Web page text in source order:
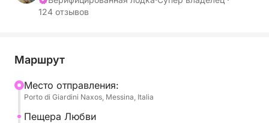
полной мере насладиться захватывающим
человек и длится около 4 часов.
Насладитесь приватной и романтической
124 отзывов
Маршрут
Mесто отправления:
Porto di Giardini Naxos, Messina, Italia
Пещера Любви